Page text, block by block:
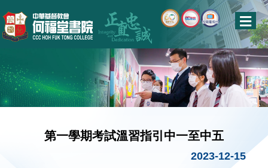
第一學期考試溫習指引中一至中五
2023-12-15